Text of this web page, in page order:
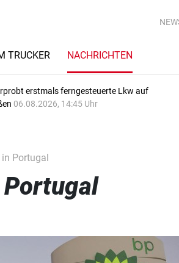
TRUCKER NACHRICHTEN
erstmals ferngesteuerte Lkw auf
06.08.2026, 14:45 Uhr
in Portugal